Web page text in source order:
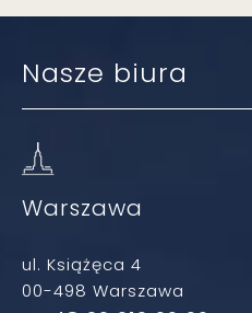
Nasze biura
Warszawa
ul. Książęca 4
00-498 Warszawa